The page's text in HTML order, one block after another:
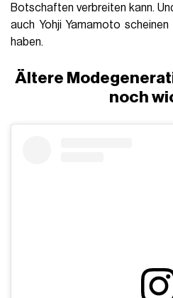
Botschaften verbreiten kann.
auch Yohji Yamamoto
haben.
Ältere
noch